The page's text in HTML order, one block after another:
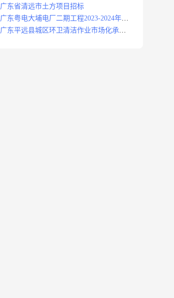
广东省清远市土方项目招标
广东粤电大埔电厂二期工程2023-2024年度
安保服务项目招标公告
广东平远县城区环卫清洁作业市场化承包